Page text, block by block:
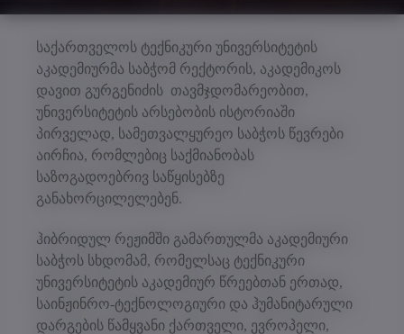
საქართველოს ტექნიკური უნივერსიტეტის
აკადემიურმა საბჭომ რექტორის, აკადემიკოს
დავით გურგენიძის თავმჯდომარეობით,
უნივერსიტეტის არსებობის ისტორიაში
პირველად, სამეთვალყურეო საბჭოს წევრები
აირჩია, რომლებიც საქმიანობას
საზოგადოებრივ საწყისებზე
განახორცილელებენ.
ჰიბრიდულ რეჟიმში გამართულმა აკადემიური
საბჭოს სხდომამ, რომელსაც ტექნიკური
უნივერსიტეტის აკადემიურ წრეებთან ერთად,
საინჟინრო-ტექნოლოგიური და ჰუმანიტარული
დარგების წამყვანი ქართველი, ევროპელი,